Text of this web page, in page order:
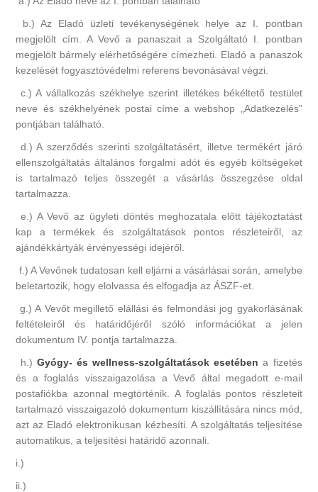
b.) Az Eladó üzleti tevékenységének helye az I. pontban
megjelölt cím. A Vevő a panaszait a Szolgáltató I. pontban
megjelölt bármely elérhetőségére címezheti. Eladó a panaszok
kezelését fogyasztóvédelmi referens bevonásával végzi.
c.) A vállalkozás székhelye szerint illetékes békéltető testület
neve és székhelyének postai címe a webshop „Adatkezelés”
pontjában található.
d.) A szerződés szerinti szolgáltatásért, illetve termékért járó
ellenszolgáltatás általános forgalmi adót és egyéb költségeket
is tartalmazó teljes összegét a vásárlás összegzése oldal
tartalmazza.
e.) A Vevő az ügyleti döntés meghozatala előtt tájékoztatást
kap a termékek és szolgáltatások pontos részleteiről, az
ajándékkártyák érvényességi idejéről.
f.) A Vevőnek tudatosan kell eljárni a vásárlásai során, amelybe
beletartozik, hogy elolvassa és elfogadja az ÁSZF-et.
g.) A Vevőt megillető elállási és felmondási jog gyakorlásának
feltételeiről és határidőjéről szóló információkat a jelen
dokumentum IV. pontja tartalmazza.
h.) Gyógy- és wellness-szolgáltatások esetében a fizetés
és a foglalás visszaigazolása a Vevő által megadott e-mail
postafiókba azonnal megtörténik. A foglalás pontos részleteit
tartalmazó visszaigazoló dokumentum kiszállítására nincs mód,
azt az Eladó elektronikusan kézbesíti. A szolgáltatás teljesítése
automatikus, a teljesítési határidő azonnali.
i.)
ii.)